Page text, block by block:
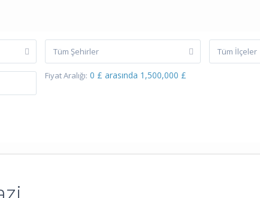
Tüm Şehirler Tüm İlçeler
Fiyat Aralığı: 0 £ arasında 1,500,000 £